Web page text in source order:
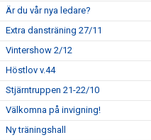
Är du vår nya ledare?
Extra dansträning 27/11
Vintershow 2/12
Höstlov v.44
Stjärntruppen 21-22/10
Välkomna på invigning!
Ny träningshall